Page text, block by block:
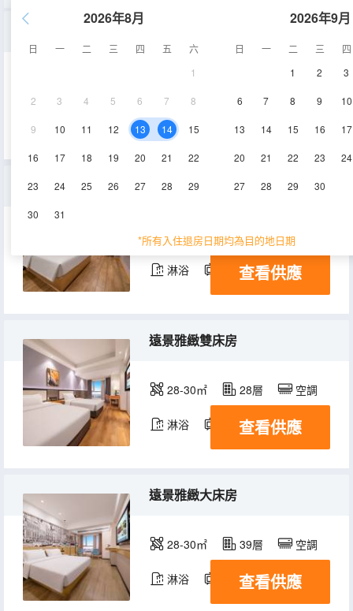
2026年8月
日 一 二 三 四 五
六
1
2 3 4 5 6 7 8
9 10 11 12 13 14 15
16 17 18 19 20 21 22
23 24 25 26 27 28 29
30 31
2026年9月
日 一 二 三
四
1
2 3
6 7 8 9 10
13 14 15 16 17
20 21 22 23 24
27 28 29 30
*所有入住退房日期均為目的地日期
25-28㎡ 空調
淋浴
景觀大床房
28-30㎡ 25-41層
淋浴 電視機
查看供應
遠景雅緻雙床房
28-30㎡ 28層 空調
淋浴 電視機
查看供應
遠景雅緻大床房
28-30㎡ 39層 空調
淋浴 電視機
查看供應